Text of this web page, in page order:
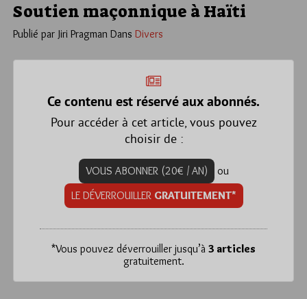
Soutien maçonnique à Haïti
Publié par Jiri Pragman Dans Divers
Ce contenu est réservé aux abonnés.
Pour accéder à cet article, vous pouvez
choisir de :
VOUS ABONNER (20€ / AN)
ou
LE DÉVERROUILLER GRATUITEMENT*
*Vous pouvez déverrouiller jusqu’à 3 articles
gratuitement.